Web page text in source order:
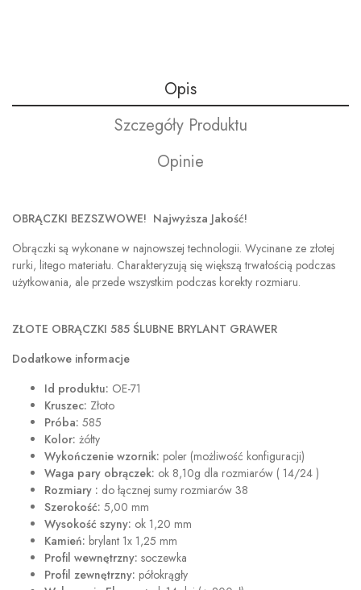
Opis
Szczegóły Produktu
Opinie
OBRĄCZKI BEZSZWOWE! Najwyższa Jakość!
Obrączki są wykonane w najnowszej technologii. Wycinane ze złotej
rurki, litego materiału. Charakteryzują się większą trwałością podczas
użytkowania, ale przede wszystkim podczas korekty rozmiaru.
ZŁOTE OBRĄCZKI 585 ŚLUBNE BRYLANT GRAWER
Dodatkowe informacje
Id produktu: OE-71
Kruszec: Złoto
Próba: 585
Kolor: żółty
Wykończenie wzornik: poler (możliwość konfiguracji)
Waga pary obrączek: ok 8,10g dla rozmiarów ( 14/24 )
Rozmiary : do łącznej sumy rozmiarów 38
Szerokość: 5,00 mm
Wysokość szyny: ok 1,20 mm
Kamień: brylant 1x 1,25 mm
Profil wewnętrzny: soczewka
Profil zewnętrzny: półokrągły